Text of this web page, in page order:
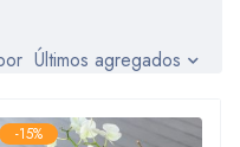
Últimos agregados
-15%